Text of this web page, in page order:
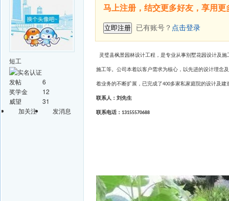
短工
发帖
6
奖学金
12
威望
31
加关注
发消息
马上注册，结交更多好友，享用
立即注册 已有账号？ 点击登录
灵璧县枫景园林设计工程，是专业从事别墅花园设计及
施工等。 公司本着以客户需求为核心，以先进的设计理念
着业务的不断扩展，已完成了400多家私家庭院的设计及建
联系人：刘先生
联系电话： 13155570688